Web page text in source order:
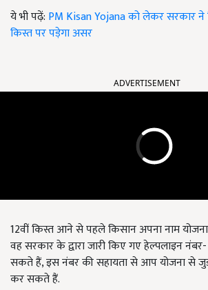
ये भी पढ़ें: PM Kisan Yojana को लेकर सरकार ने
किस्त पर पड़ेगा असर
ADVERTISEMENT
12वीं किस्त आने से पहले किसान अपना नाम
वह सरकार के द्वारा जारी किए गए हेल्पलाइन
सकते हैं, इस नंबर की सहायता से आप योजना से जुड़ी
कर सकते हैं.